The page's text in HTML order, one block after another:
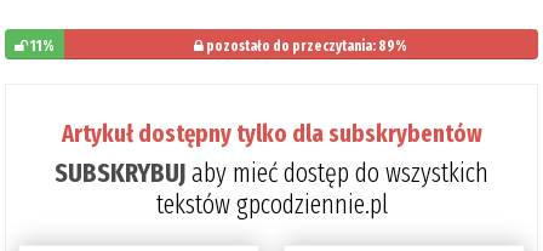
11% pozostało do przeczytania: 89%
Artykuł dostępny tylko dla subskrybentów
SUBSKRYBUJaby mieć dostęp do wszystkich
tekstów gpcodziennie.pl